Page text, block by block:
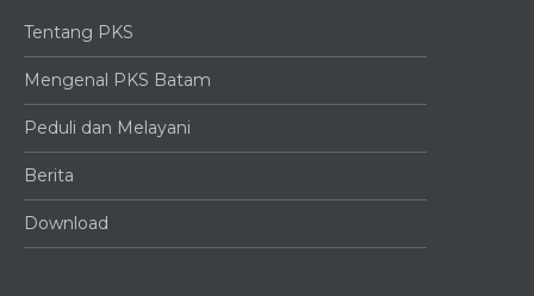
Tentang PKS
Mengenal PKS Batam
Peduli dan Melayani
Berita
Download